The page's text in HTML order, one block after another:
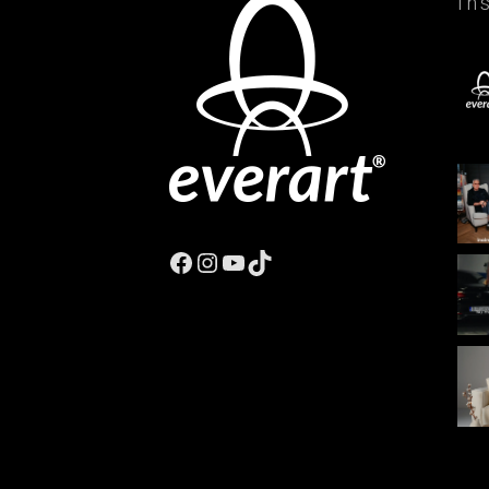
Facebook
Instagram
YouTube
TikTok